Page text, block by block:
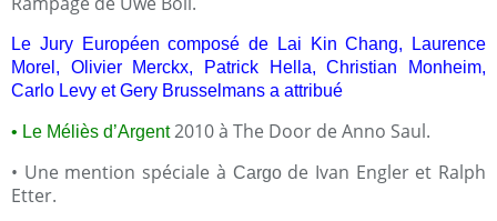
Le Jury Européen composé de Lai Kin Chang, Laurence
Morel, Olivier Merckx, Patrick Hella, Christian Monheim,
Carlo Levy et Gery Brusselmans a attribué
• Le Méliès d’Argent 2010 à The Door de Anno Saul.
• Une mention spéciale à Cargode Ivan Engler et Ralph
Etter.